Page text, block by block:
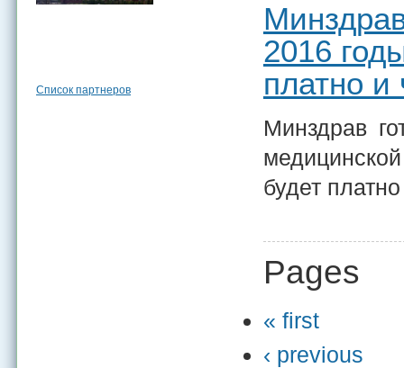
2016
платно и
Минздрав
будет
Pages
« first
‹ previous
Список партнеров